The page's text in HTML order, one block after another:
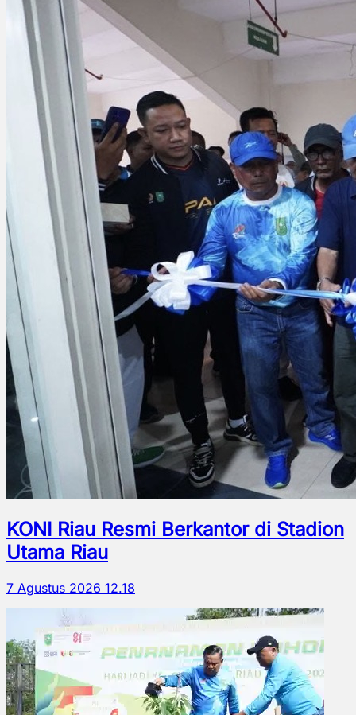
KONI Riau Resmi Berkantor di Stadion
Utama Riau
7 Agustus 2026 12.18